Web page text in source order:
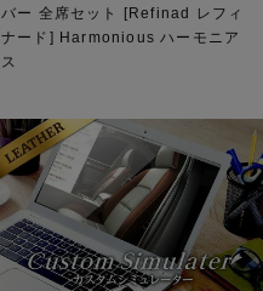
バー 全席セット [Refinad レフィ
ナード] Harmonious ハーモニア
ス